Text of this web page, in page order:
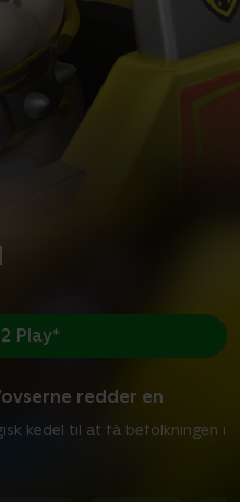
redder en
kedel til at få befolkningen i
Play*